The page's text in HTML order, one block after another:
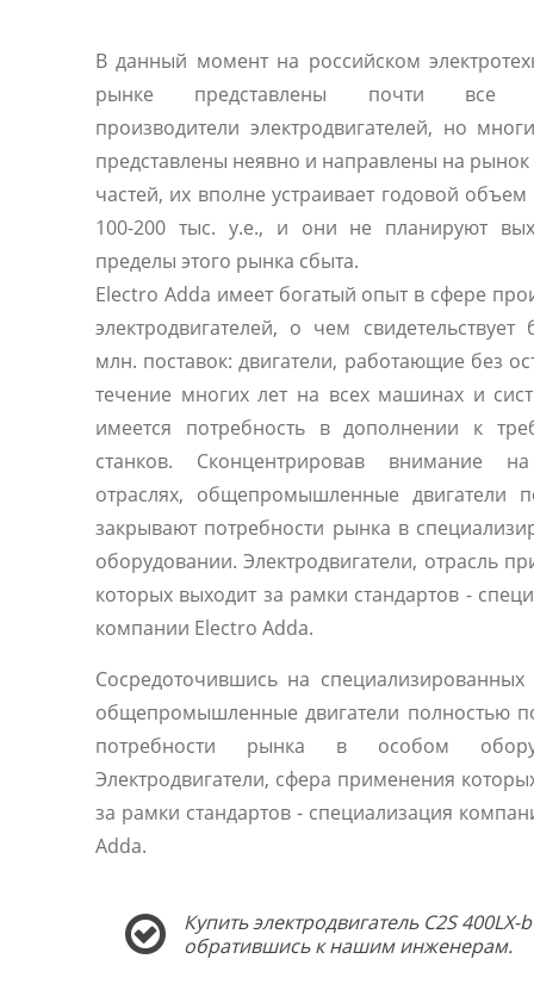
В данный момент на российском
рынке представлены почти все
производители электродвигателей, но
представлены неявно и направлены на рынок
частей, их вполне устраивает годовой
100-200 тыс. у.е., и они не планируют
пределы этого рынка сбыта.
Electro Adda имеет богатый опыт в сфере
электродвигателей, о чем
млн. поставок: двигатели, работающие без
течение многих лет на всех машинах и
имеется потребность в дополнении к
станков. Сконцентрировав внимание
отраслях, общепромышленные двигатели
закрывают потребности рынка в
оборудовании. Электродвигатели, отрасль
которых выходит за рамки стандартов -
компании Electro Adda.
Сосредоточившись на специализированных
общепромышленные двигатели полностью
потребности рынка в особом
Электродвигатели, сфера применения
за рамки стандартов - специализация
Adda.
Купить электродвигатель C2S
обратившись к нашим инженерам.